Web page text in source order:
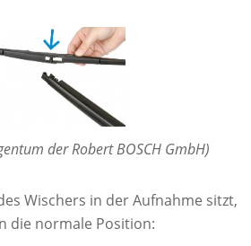
der Robert BOSCH GmbH)
Wischers in der Aufnahme sitzt,
die normale Position: